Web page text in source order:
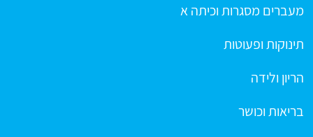
מעברים מסגרות וכיתה א
תינוקות ופעוטות
הריון ולידה
בריאות וכושר